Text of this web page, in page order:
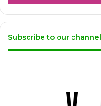
Subscribe to our channel